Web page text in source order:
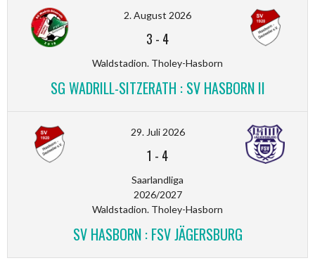
2. August 2026
3 - 4
Waldstadion. Tholey-Hasborn
SG WADRILL-SITZERATH : SV HASBORN II
29. Juli 2026
1 - 4
Saarlandliga
2026/2027
Waldstadion. Tholey-Hasborn
SV HASBORN : FSV JÄGERSBURG